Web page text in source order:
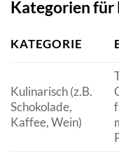
Kategorien für
KATEGORIE
Kulinarisch (z.B.
Schokolade,
Kaffee, Wein)